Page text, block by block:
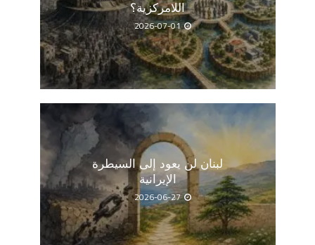
اللامركزية؟
2026-07-01
لبنان لن يعود إلى السيطرة
الإيرانية
2026-06-27